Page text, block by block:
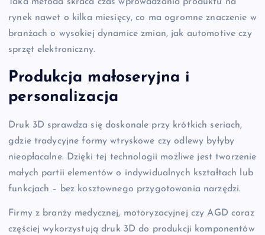
rynek nawet o kilka miesięcy, co ma ogromne znaczenie w
branżach o wysokiej dynamice zmian, jak automotive czy
sprzęt elektroniczny.
Produkcja małoseryjna i
personalizacja
Druk 3D sprawdza się doskonale przy krótkich seriach,
gdzie tradycyjne formy wtryskowe czy odlewy byłyby
nieopłacalne. Dzięki tej technologii możliwe jest tworzenie
małych partii elementów o indywidualnych kształtach lub
funkcjach – bez kosztownego przygotowania narzędzi.
Firmy z branży medycznej, motoryzacyjnej czy AGD coraz
częściej wykorzystują druk 3D do produkcji komponentów